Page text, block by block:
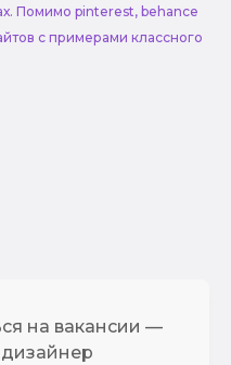
Помимо pinterest, behance
с примерами классного
на вакансии —